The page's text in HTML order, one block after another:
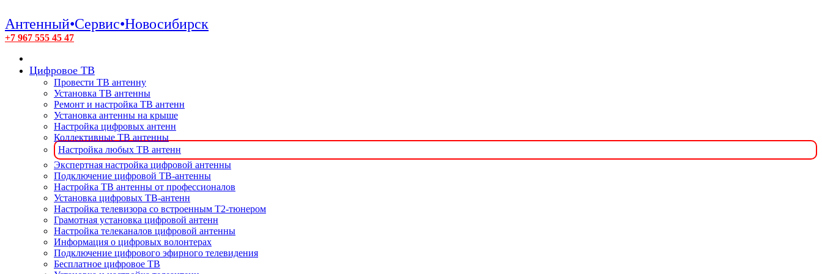
Антенный•Сервис•Новосибирск
+7 967 555 45 47
Цифровое ТВ
Провести ТВ антенну
Установка ТВ антенны
Ремонт и настройка ТВ антенн
Установка антенны на крыше
Настройка цифровых антенн
Коллективные ТВ антенны
Настройка любых ТВ антенн
Экспертная настройка цифровой антенны
Подключение цифровой ТВ-антенны
Настройка ТВ антенны от профессионалов
Установка цифровых ТВ-антенн
Настройка телевизора со встроенным T2-тюнером
Грамотная установка цифровой антенн
Настройка телеканалов цифровой антенны
Информация о цифровых волонтерах
Подключение цифрового эфирного телевидения
Бесплатное цифровое ТВ